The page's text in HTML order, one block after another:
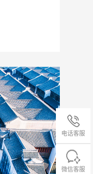
电话客服
微信客服